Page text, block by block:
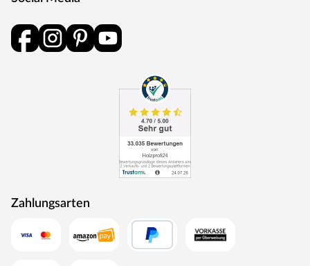
Zahlungsarten